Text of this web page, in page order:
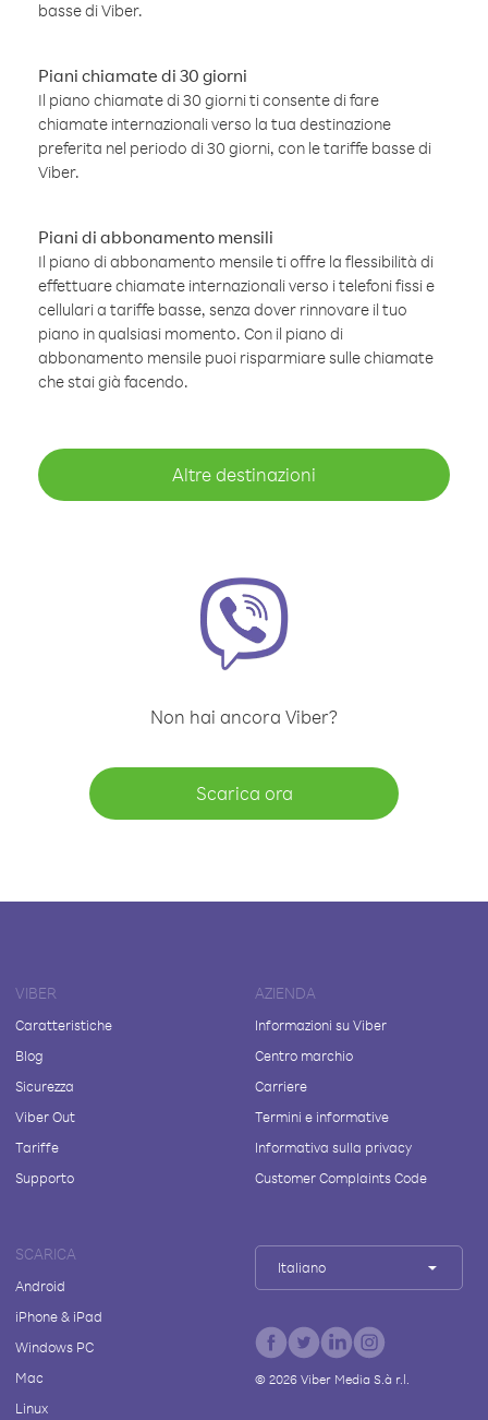
basse di Viber.
Piani chiamate di 30 giorni
Il piano chiamate di 30 giorni ti consente di fare
chiamate internazionali verso la tua destinazione
preferita nel periodo di 30 giorni, con le tariffe basse di
Viber.
Piani di abbonamento mensili
Il piano di abbonamento mensile ti offre la flessibilità di
effettuare chiamate internazionali verso i telefoni fissi e
cellulari a tariffe basse, senza dover rinnovare il tuo
piano in qualsiasi momento. Con il piano di
abbonamento mensile puoi risparmiare sulle chiamate
che stai già facendo.
Altre destinazioni
Non hai ancora Viber?
Scarica ora
VIBER
Caratteristiche
Blog
Sicurezza
Viber Out
Tariffe
Supporto
AZIENDA
Informazioni su Viber
Centro marchio
Carriere
Termini e informative
Informativa sulla privacy
Customer Complaints Code
SCARICA
Android
iPhone & iPad
Windows PC
Mac
Linux
Italiano
© 2026Viber Media S.à r.l.